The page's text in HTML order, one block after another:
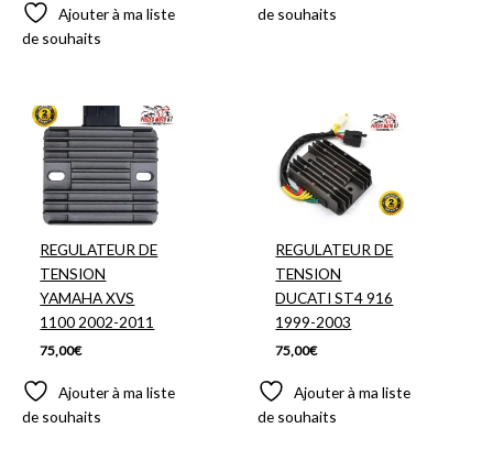
Ajouter à ma liste
de souhaits
de souhaits
REGULATEUR DE
TENSION
YAMAHA XVS
1100 2002-2011
75,00€
Ajouter à ma liste
de souhaits
REGULATEUR DE
TENSION
DUCATI ST4 916
1999-2003
75,00€
Ajouter à ma liste
de souhaits